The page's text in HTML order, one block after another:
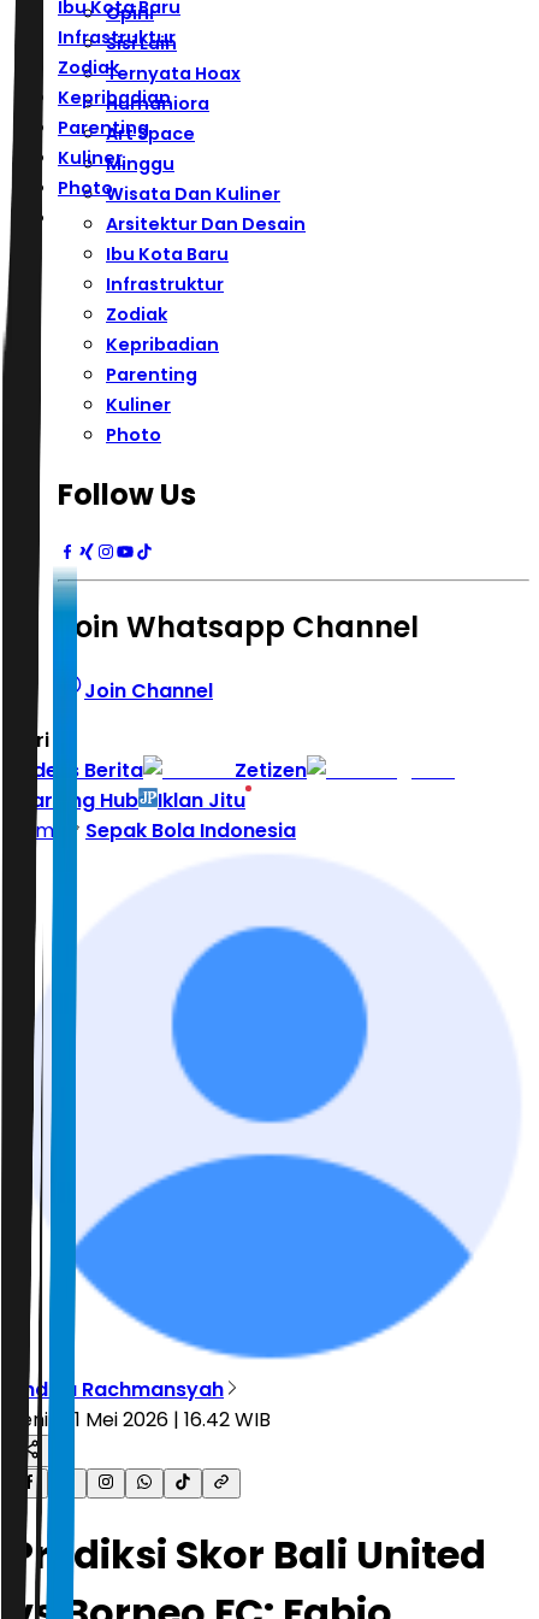
Ibu Kota Baru
Infrastruktur
Zodiak
Kepribadian
Parenting
Kuliner
Photo
Opini
Sisi Lain
Ternyata Hoax
Humaniora
Art Space
Minggu
Wisata Dan Kuliner
Arsitektur Dan Desain
Ibu Kota Baru
Infrastruktur
Zodiak
Kepribadian
Parenting
Kuliner
Photo
Follow Us
Join Whatsapp Channel
Join Channel
Hari ini
Indeks Berita
Zetizen
Learning Hub
Iklan Jitu
Home
Sepak Bola Indonesia
Andika Rachmansyah
Senin, 11 Mei 2026 | 16.42 WIB
Prediksi Skor Bali United